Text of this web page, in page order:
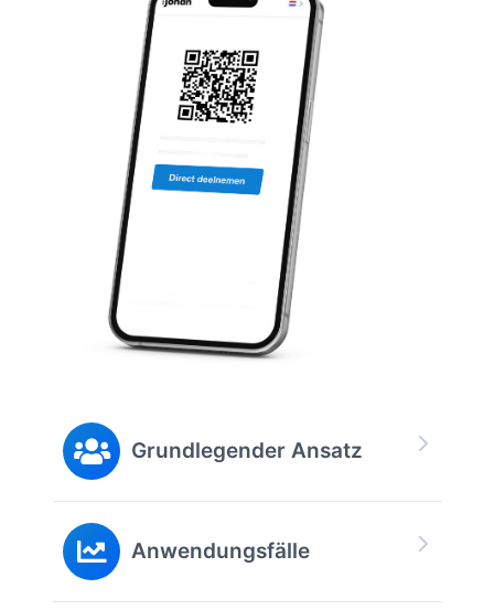
Grundlegender Ansatz
Anwendungsfälle